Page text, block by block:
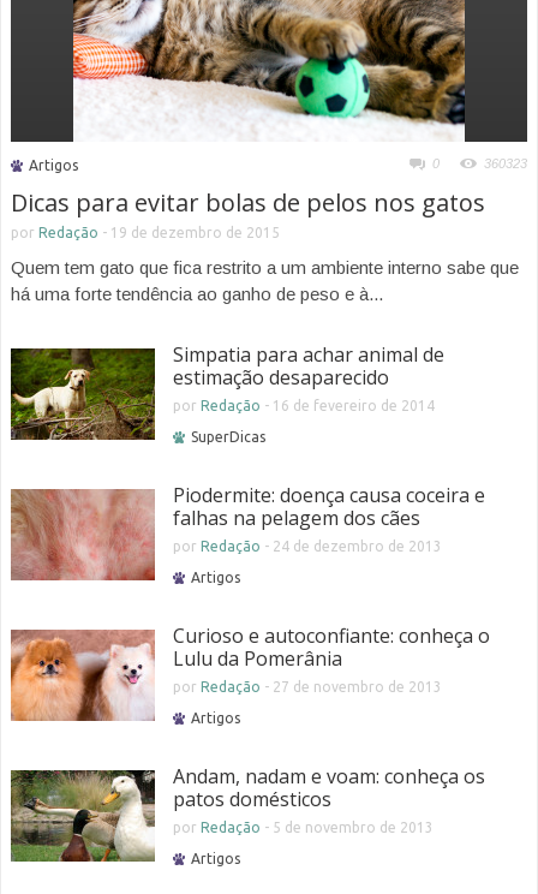
Artigos 0 360323
Dicas para evitar bolas de pelos nos gatos
por Redação - 19 de dezembro de 2015
Quem tem gato que fica restrito a um ambiente interno sabe que
há uma forte tendência ao ganho de peso e à...
Simpatia para achar animal de
estimação desaparecido
por Redação - 16 de fevereiro de 2014
SuperDicas
Piodermite: doença causa coceira e
falhas na pelagem dos cães
por Redação - 24 de dezembro de 2013
Artigos
Curioso e autoconfiante: conheça o
Lulu da Pomerânia
por Redação - 27 de novembro de 2013
Artigos
Andam, nadam e voam: conheça os
patos domésticos
por Redação - 5 de novembro de 2013
Artigos